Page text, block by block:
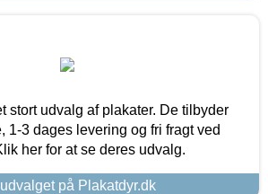
stort udvalg af plakater. De tilbyder
1-3 dages levering og fri fragt ved
her for at se deres udvalg.
på Plakatdyr.dk